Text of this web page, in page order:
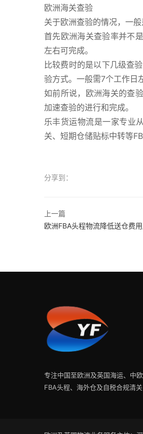
欧洲海关查验
关于欧洲查验的情况，一
首先欧洲海关查验率并不
左右可完成。
比较费时的是以下几级查
验方式。一般需7个工作日
如前所说，欧洲海关的查
加速查验的进行和完成。
乐丰货运物流是一家专业
关、短期仓储贴标中转等
分享到：
上一篇
欧洲FBA头程物流降低送仓费
专注中国至欧洲及英国海运、中欧
FBA头程、海外仓及自税合规清关